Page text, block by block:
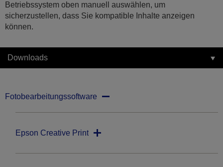
Betriebssystem oben manuell auswählen, um
sicherzustellen, dass Sie kompatible Inhalte anzeigen
können.
Downloads
Fotobearbeitungssoftware
Epson Creative Print